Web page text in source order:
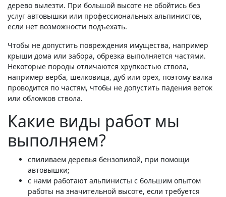
дерево вылезти. При большой высоте не обойтись без
услуг автовышки или профессиональных альпинистов,
если нет возможности подъехать.
Чтобы не допустить повреждения имущества, например
крыши дома или забора, обрезка выполняется частями.
Некоторые породы отличаются хрупкостью ствола,
например верба, шелковица, дуб или орех, поэтому валка
проводится по частям, чтобы не допустить падения веток
или обломков ствола.
Какие виды работ мы
выполняем?
спиливаем деревья бензопилой, при помощи
автовышки;
с нами работают альпинисты с большим опытом
работы на значительной высоте, если требуется